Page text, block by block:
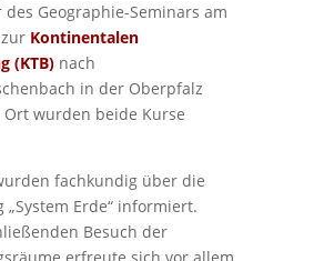
Geographie-Seminars am
Kontinentalen
(KTB)nach
in der Oberpfalz
wurden beide Kurse
fachkundig über die
„System Erde“ informiert.
Besuch der